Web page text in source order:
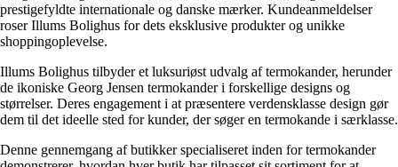
prestigefyldte internationale og danske mærker. Kundeanmeldelser
roser Illums Bolighus for dets eksklusive produkter og unikke
shoppingoplevelse.
Illums Bolighus tilbyder et luksuriøst udvalg af termokander, herunder
de ikoniske Georg Jensen termokander i forskellige designs og
størrelser. Deres engagement i at præsentere verdensklasse design gør
dem til det ideelle sted for kunder, der søger en termokande i særklasse.
Denne gennemgang af butikker specialiseret inden for termokander